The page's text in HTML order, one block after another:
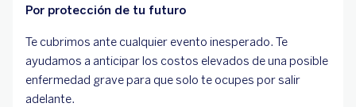
Por protección de tu futuro
Te cubrimos ante cualquier evento inesperado. Te
ayudamos a anticipar los costos elevados de una posible
enfermedad grave para que solo te ocupes por salir
adelante.